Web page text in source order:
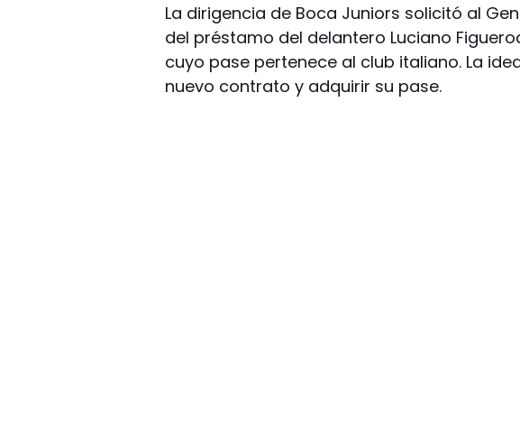
La dirigencia de Boca Juniors solicitó al
del préstamo del delantero Luciano
cuyo pase pertenece al club italiano. La
nuevo contrato y adquirir su pase.